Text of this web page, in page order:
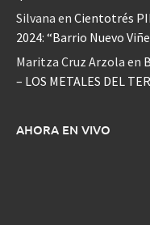
Silvana en Cientotrés
2024: “Barrio Nuevo
Maritza Cruz Arzola en
– LOS METALES DEL
AHORA EN VIVO